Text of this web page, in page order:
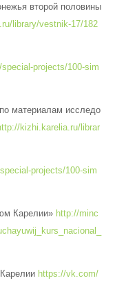
второй половины
library/vestnik-17/182
projects/100-sim
материалам исследо
kizhi.karelia.ru/librar
projects/100-sim
Карелии» http://minc
https://vk.com/